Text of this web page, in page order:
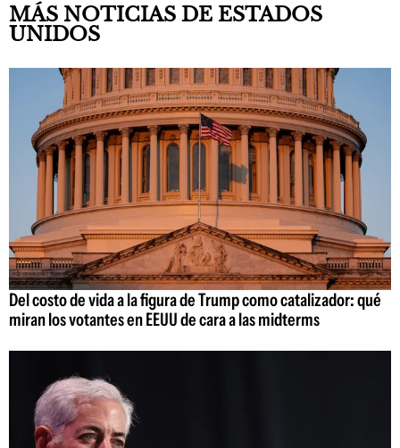
MÁS NOTICIAS DE ESTADOS
UNIDOS
Del costo de vida a la figura de Trump como catalizador: qué
miran los votantes en EEUU de cara a las midterms